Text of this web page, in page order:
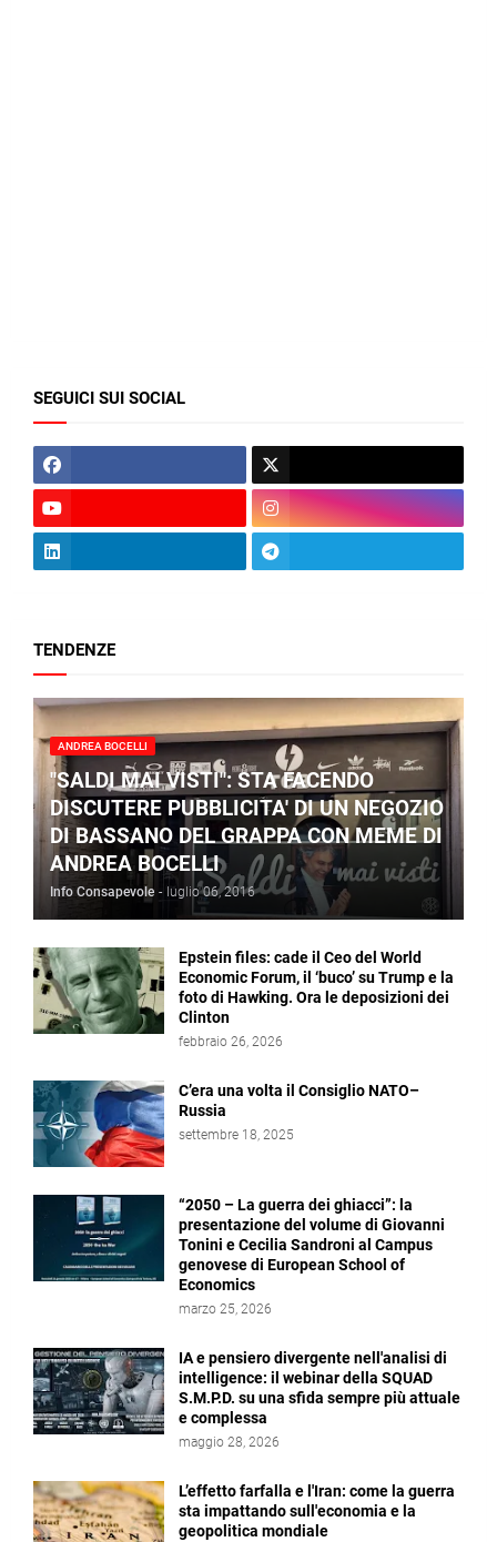
SEGUICI SUI SOCIAL
TENDENZE
ANDREA BOCELLI
"SALDI MAI VISTI": STA FACENDO
DISCUTERE PUBBLICITA' DI UN NEGOZIO
DI BASSANO DEL GRAPPA CON MEME DI
ANDREA BOCELLI
Info Consapevole - luglio 06, 2016
Epstein files: cade il Ceo del World
Economic Forum, il ‘buco’ su Trump e la
foto di Hawking. Ora le deposizioni dei
Clinton
febbraio 26, 2026
C’era una volta il Consiglio NATO–
Russia
settembre 18, 2025
“2050 – La guerra dei ghiacci”: la
presentazione del volume di Giovanni
Tonini e Cecilia Sandroni al Campus
genovese di European School of
Economics
marzo 25, 2026
IA e pensiero divergente nell'analisi di
intelligence: il webinar della SQUAD
S.M.P.D. su una sfida sempre più attuale
e complessa
maggio 28, 2026
L’effetto farfalla e l'Iran: come la guerra
sta impattando sull'economia e la
geopolitica mondiale